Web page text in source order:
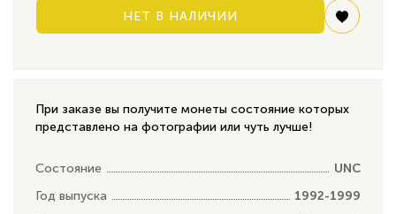
НЕТ В НАЛИЧИИ
При заказе вы получите монеты состояние которых
представлено на фотографии или чуть лучше!
Состояние
UNC
Год выпуска
1992-1999